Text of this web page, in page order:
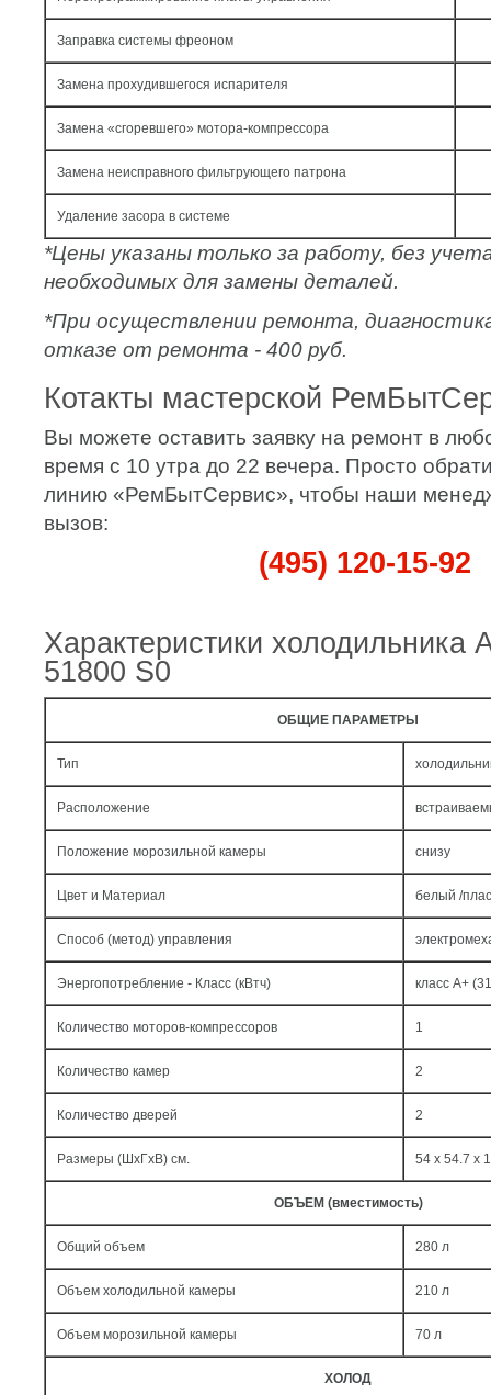
Заправка системы фреоном
Замена прохудившегося испарителя
Замена «сгоревшего» мотора-компрессора
Замена неисправного фильтрующего патрона
Удаление засора в системе
*Цены указаны только за работу, без
необходимых для замены деталей.
*При осуществлении ремонта,
отказе от ремонта - 400 руб.
Котакты мастерской
Вы можете оставить заявку на ремонт в
время с 10 утра до 22 вечера. Просто
линию «РемБытСервис», чтобы наши
вызов:
(495) 120-15-92
Характеристики холодильника
51800 S0
ОБЩИЕ ПАРАМЕТРЫ
Тип
Расположение
Положение морозильной камеры снизу
Цвет и Материал белый /
Способ (метод) управления
Энергопотребление - Класс (кВтч) класс A+
Количество моторов-компрессоров 1
Количество камер 2
Количество дверей 2
Размеры (ШxГxВ) см. 54 x 54.7 x
ОБЪЕМ (вместимость)
Общий объем 280 л
Объем холодильной камеры 210 л
Объем морозильной камеры 70 л
ХОЛОД